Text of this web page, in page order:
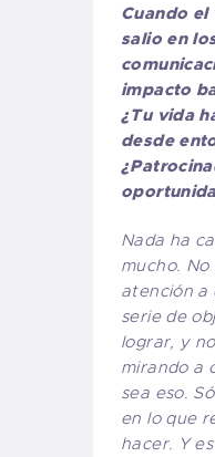
Cuando el
salio en
impacto
¿Tu vida
desde
Nada ha
mucho.
atención a
serie de
lograr, y
mirando a
sea eso.
en lo que
hacer. Y